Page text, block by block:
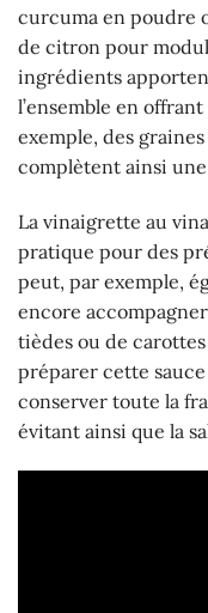
curcuma en poudre
de citron pour
ingrédients
l’ensemble en
exemple, des
complètent ainsi
La vinaigrette au
pratique pour des
peut, par exemple,
encore
tièdes ou de
préparer cette
conserver toute la
évitant ainsi que la